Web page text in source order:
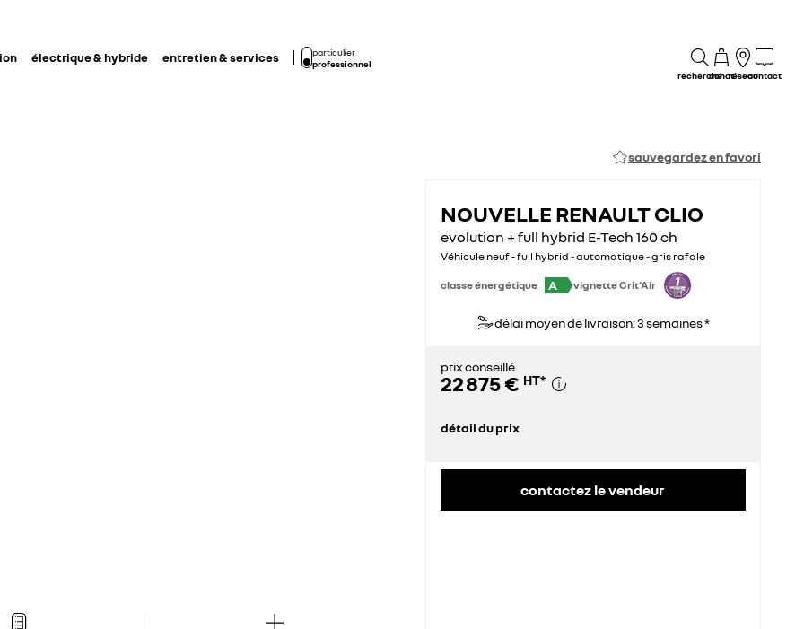
électrique & hybride entretien & services
particulier
professionnel
rechercheachatréseaucontact
sauvegardez en favori
NOUVELLE RENAULT CLIO
evolution + full hybrid E-Tech 160 ch
Véhicule neuf - full hybrid - automatique - gris rafale
classe énergétique A vignette Crit'Air
délai moyen de livraison: 3 semaines *
prix conseillé
22 875 € HT*
détail du prix
contactez le vendeur